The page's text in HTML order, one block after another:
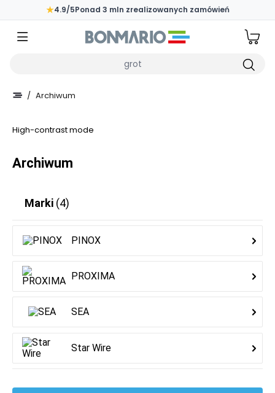
Przejdź do głównej zawartości strony
★4.9/5Ponad 3 mln zrealizowanych zamówień
/ Archiwum
High-contrast mode
Archiwum
Marki (4)
PINOX
PROXIMA
SEA
Star Wire